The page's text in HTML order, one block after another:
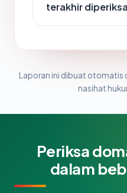
terakhir
Laporan ini dibuat otomatis
nasihat
Periksa
dalam